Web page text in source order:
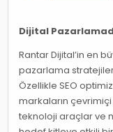
Dijital
Rantar Dijital’in en
pazarlama
Özellikle SEO
markaların
teknoloji araçlar ve